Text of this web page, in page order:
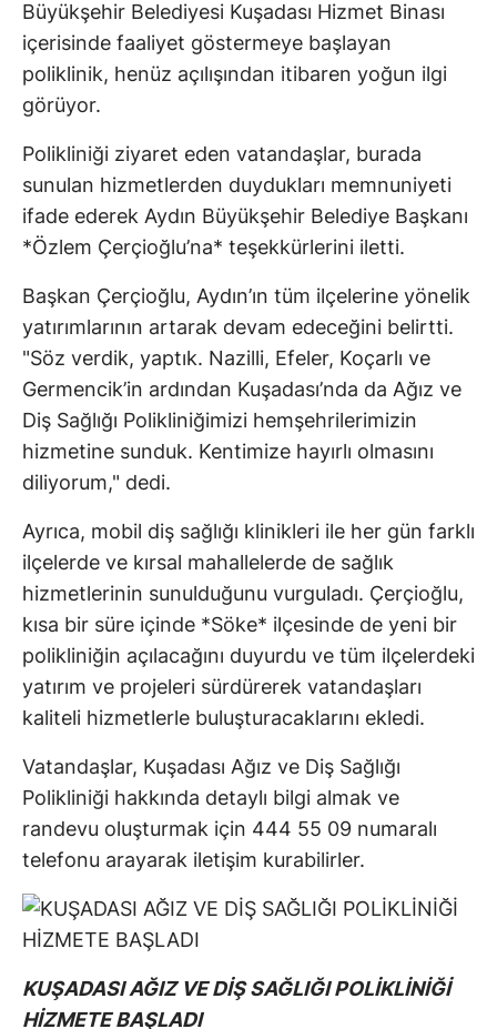
Büyükşehir Belediyesi Kuşadası Hizmet Binası
içerisinde faaliyet göstermeye başlayan
poliklinik, henüz açılışından itibaren yoğun ilgi
görüyor.
Polikliniği ziyaret eden vatandaşlar, burada
sunulan hizmetlerden duydukları memnuniyeti
ifade ederek Aydın Büyükşehir Belediye Başkanı
*Özlem Çerçioğlu’na* teşekkürlerini iletti.
Başkan Çerçioğlu, Aydın’ın tüm ilçelerine yönelik
yatırımlarının artarak devam edeceğini belirtti.
"Söz verdik, yaptık. Nazilli, Efeler, Koçarlı ve
Germencik’in ardından Kuşadası’nda da Ağız ve
Diş Sağlığı Polikliniğimizi hemşehrilerimizin
hizmetine sunduk. Kentimize hayırlı olmasını
diliyorum," dedi.
Ayrıca, mobil diş sağlığı klinikleri ile her gün farklı
ilçelerde ve kırsal mahallelerde de sağlık
hizmetlerinin sunulduğunu vurguladı. Çerçioğlu,
kısa bir süre içinde *Söke* ilçesinde de yeni bir
polikliniğin açılacağını duyurdu ve tüm ilçelerdeki
yatırım ve projeleri sürdürerek vatandaşları
kaliteli hizmetlerle buluşturacaklarını ekledi.
Vatandaşlar, Kuşadası Ağız ve Diş Sağlığı
Polikliniği hakkında detaylı bilgi almak ve
randevu oluşturmak için 444 55 09 numaralı
telefonu arayarak iletişim kurabilirler.
KUŞADASI AĞIZ VE DİŞ SAĞLIĞI POLİKLİNİĞİ
HİZMETE BAŞLADI